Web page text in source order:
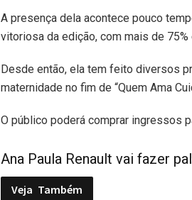
A presença dela acontece pouco
vitoriosa da edição, com mais de
Desde então, ela tem feito diversos
maternidade no fim de “Quem Ama
O público poderá comprar ingressos
Ana Paula Renault vai fazer
Veja Também